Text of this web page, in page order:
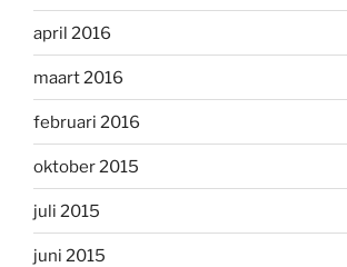
april 2016
maart 2016
februari 2016
oktober 2015
juli 2015
juni 2015